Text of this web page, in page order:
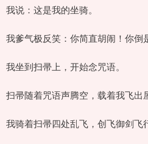
我说：这是我的坐骑。
我爹气极反笑：你简直胡闹！你倒
我坐到扫帚上，开始念咒语。
扫帚随着咒语声腾空，载着我飞出
我骑着扫帚四处乱飞，创飞御剑飞